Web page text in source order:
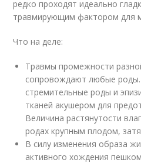
редко проходят идеально
травмирующим фактором для
Что на деле:
Травмы промежности
сопровождают любые
стремительные роды и
тканей акушером для
Величина растянутости
родах крупным плодом,
В силу изменения образа
активного хождения